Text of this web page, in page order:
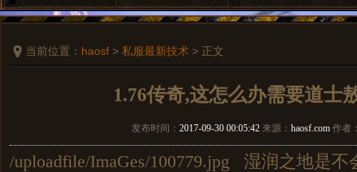
当前位置： haosf > 私服最新技术 > 正文
1.76传奇,这怎么办需要道士
发布时间： 2017-09-30 00:05:42 来源： haosf.com 作者
/uploadfile/ImaGes/100779.jpg 湿润之地是